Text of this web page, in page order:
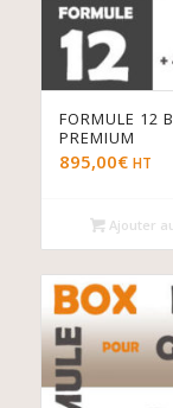
FORMULE 12
PREMIUM
895,00€ HT
Ajouter